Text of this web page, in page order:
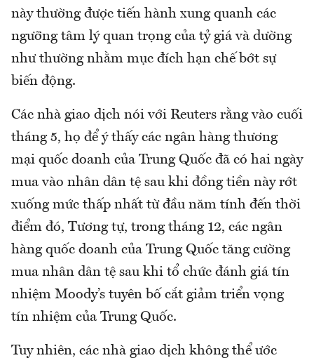
này thường được tiến hành xung quanh các
ngưỡng tâm lý quan trọng của tỷ giá và dường
như thường nhằm mục đích hạn chế bớt sự
biến động.
Các nhà giao dịch nói với Reuters rằng vào cuối
tháng 5, họ để ý thấy các ngân hàng thương
mại quốc doanh của Trung Quốc đã có hai ngày
mua vào nhân dân tệ sau khi đồng tiền này rớt
xuống mức thấp nhất từ đầu năm tính đến thời
điểm đó, Tương tự, trong tháng 12, các ngân
hàng quốc doanh của Trung Quốc tăng cường
mua nhân dân tệ sau khi tổ chức đánh giá tín
nhiệm Moody’s tuyên bố cắt giảm triển vọng
tín nhiệm của Trung Quốc.
Tuy nhiên, các nhà giao dịch không thể ước